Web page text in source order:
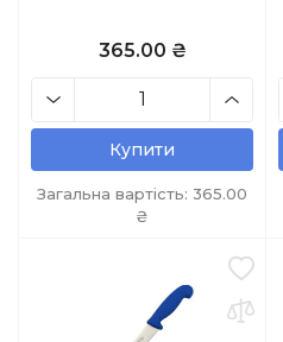
365.00 ₴
Купити
Загальна вартість: 365.00
₴